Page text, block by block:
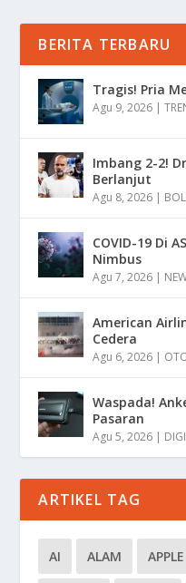
BERITA TERBARU
Tragis! Pria
Agu 9, 2026 |
Imbang 2-2!
Berlanjut
Agu 8, 2026 |
COVID-19 Di
Nimbus
Agu 7, 2026 |
American
Cedera
Agu 6, 2026 |
Waspada!
Pasaran
Agu 5, 2026 |
ARTIKEL TAG
AI ALAM APPLE